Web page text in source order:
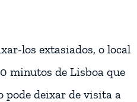
los extasiados, o local
minutos de Lisboa que
pode deixar de visita a